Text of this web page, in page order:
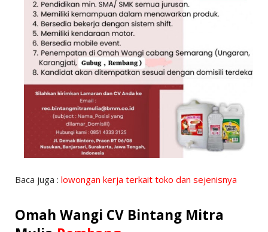
Baca juga : lowongan kerja terkait toko dan sejenisnya
Omah Wangi CV Bintang Mitra